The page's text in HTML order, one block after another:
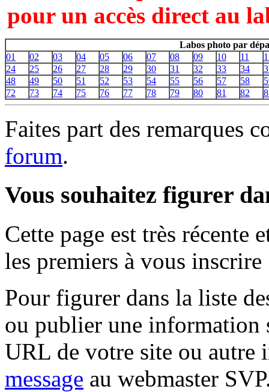
pour un accès direct au
Labos photo par
01
02 03 04 05 06 07 08 09 10 11
24
25 26 27 28 29 30 31 32 33 34
48
49 50 51 52 53 54 55 56 57 58
72
73 74 75 76 77 78 79 80 81 82
Faites part des remarques
forum.
Vous souhaitez figurer
Cette page est très récente
les premiers à vous inscrire
Pour figurer dans la liste
ou publier une information
URL de votre site ou autre
message au webmaster